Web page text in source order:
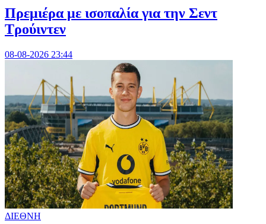
Πρεμιέρα με ισοπαλία για την Σεντ
Τρούιντεν
08-08-2026 23:44
ΔΙΕΘΝΗ